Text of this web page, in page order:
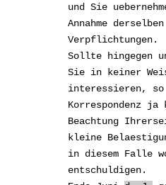
und Sie
Annahme
Verpflichtungen.
Sollte hingegen
Sie in keiner
interessieren,
Korrespondenz ja
Beachtung
kleine
in diesem Falle
entschuldigen.